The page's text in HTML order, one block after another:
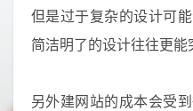
但是过于复杂的设计可
简洁明了的设计往往更能
另外建网站的成本会受